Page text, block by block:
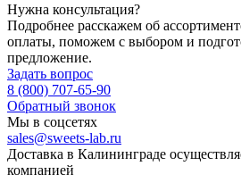
Нужна консультация?
Подробнее расскажем об
оплаты, поможем с выбором и
предложение.
Задать вопрос
8 (800) 707-65-90
Обратный звонок
Мы в соцсетях
sales@sweets-lab.ru
Доставка в Калининграде
компанией